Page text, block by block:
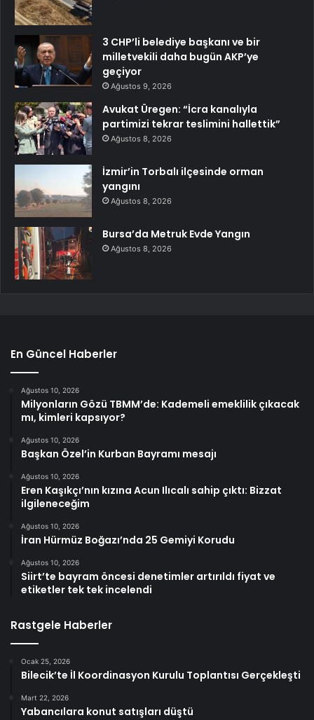
3 CHP’li belediye başkanı ve bir
milletvekili daha bugün AKP’ye
geçiyor
Ağustos 9, 2026
Avukat Üregen: “İcra kanalıyla
partimizi tekrar teslimini hallettik”
Ağustos 8, 2026
İzmir’in Torbalı ilçesinde orman
yangını
Ağustos 8, 2026
Bursa’da Metruk Evde Yangın
Ağustos 8, 2026
En Güncel Haberler
Ağustos 10, 2026
Milyonların Gözü TBMM’de: Kademeli emeklilik çıkacak
mı, kimleri kapsıyor?
Ağustos 10, 2026
Başkan Özel’in Kurban Bayramı mesajı
Ağustos 10, 2026
Eren Kaşıkçı’nın kızına Acun Ilıcalı sahip çıktı: Bizzat
ilgileneceğim
Ağustos 10, 2026
İran Hürmüz Boğazı’nda 25 Gemiyi Korudu
Ağustos 10, 2026
Siirt’te bayram öncesi denetimler artırıldı fiyat ve
etiketler tek tek incelendi
Rastgele Haberler
Ocak 25, 2026
Bilecik’te İl Koordinasyon Kurulu Toplantısı Gerçekleşti
Mart 22, 2026
Yabancılara konut satışları düştü